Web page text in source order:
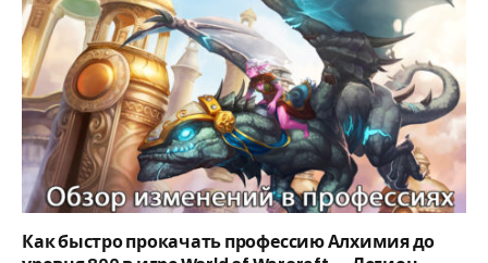
Как быстро прокачать профессию Алхимия до